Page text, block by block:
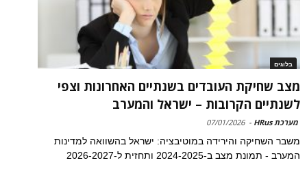
בלוגים
מצב שחיקת העובדים בשנתיים האחרונות וצפי
לשנתיים הקרובות – ישראל והמערב
מערכת HRus -
07/01/2026
משבר השחיקה והירידה במוטיבציה: ישראל בהשוואה למדינות
המערב - תמונת מצב ב-2024-2025 ותחזית ל-2026-2027